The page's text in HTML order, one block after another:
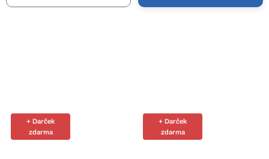
+ Darček
zdarma
+ Darček
zdarma